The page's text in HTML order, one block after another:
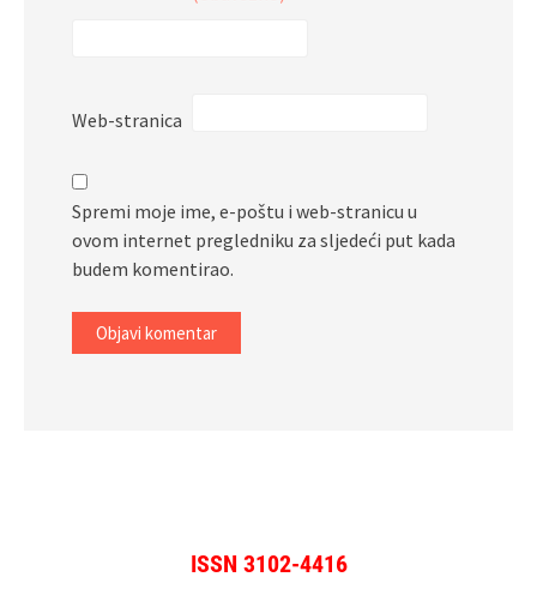
Web-stranica
Spremi moje ime, e-poštu i web-stranicu u
ovom internet pregledniku za sljedeći put kada
budem komentirao.
ISSN 3102-4416